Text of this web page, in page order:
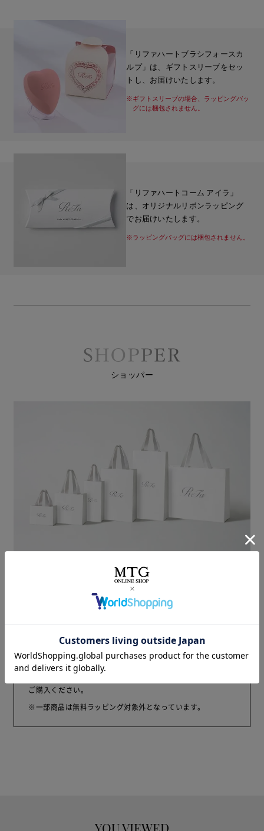
「リファハートブラシフォースカ
ルプ」は、ギフトスリーブをセッ
トし、お届けいたします。
※ギフトスリーブの場合、ラッピングバッ
グには梱包されません。
「リファハートコーム アイラ」
は、オリジナルリボンラッピング
でお届けいたします。
※ラッピングバッグには梱包されません。
ショッパー
ReFa専用のオリジナルショッパーをご用意します。
ご注意
本商品は、有料のラッピングを施した商品となります。
ご購入ください。
※一部商品は無料ラッピング対象外となっています。
YOU VIEWED